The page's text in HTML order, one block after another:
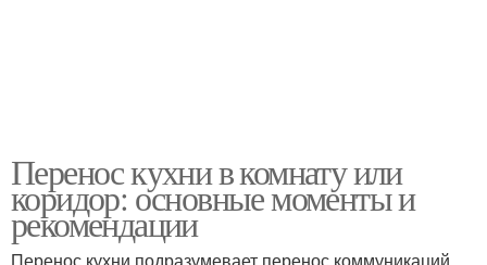
Перенос кухни в комнату или
коридор: основные моменты и
рекомендации